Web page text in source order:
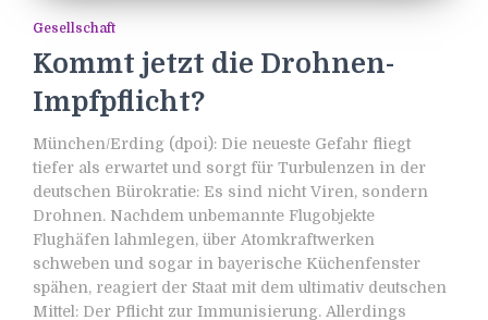
Gesellschaft
Kommt jetzt die Drohnen-
Impfpflicht?
München/Erding (dpoi): Die neueste Gefahr fliegt
tiefer als erwartet und sorgt für Turbulenzen in der
deutschen Bürokratie: Es sind nicht Viren, sondern
Drohnen. Nachdem unbemannte Flugobjekte
Flughäfen lahmlegen, über Atomkraftwerken
schweben und sogar in bayerische Küchenfenster
spähen, reagiert der Staat mit dem ultimativ deutschen
Mittel: Der Pflicht zur Immunisierung. Allerdings